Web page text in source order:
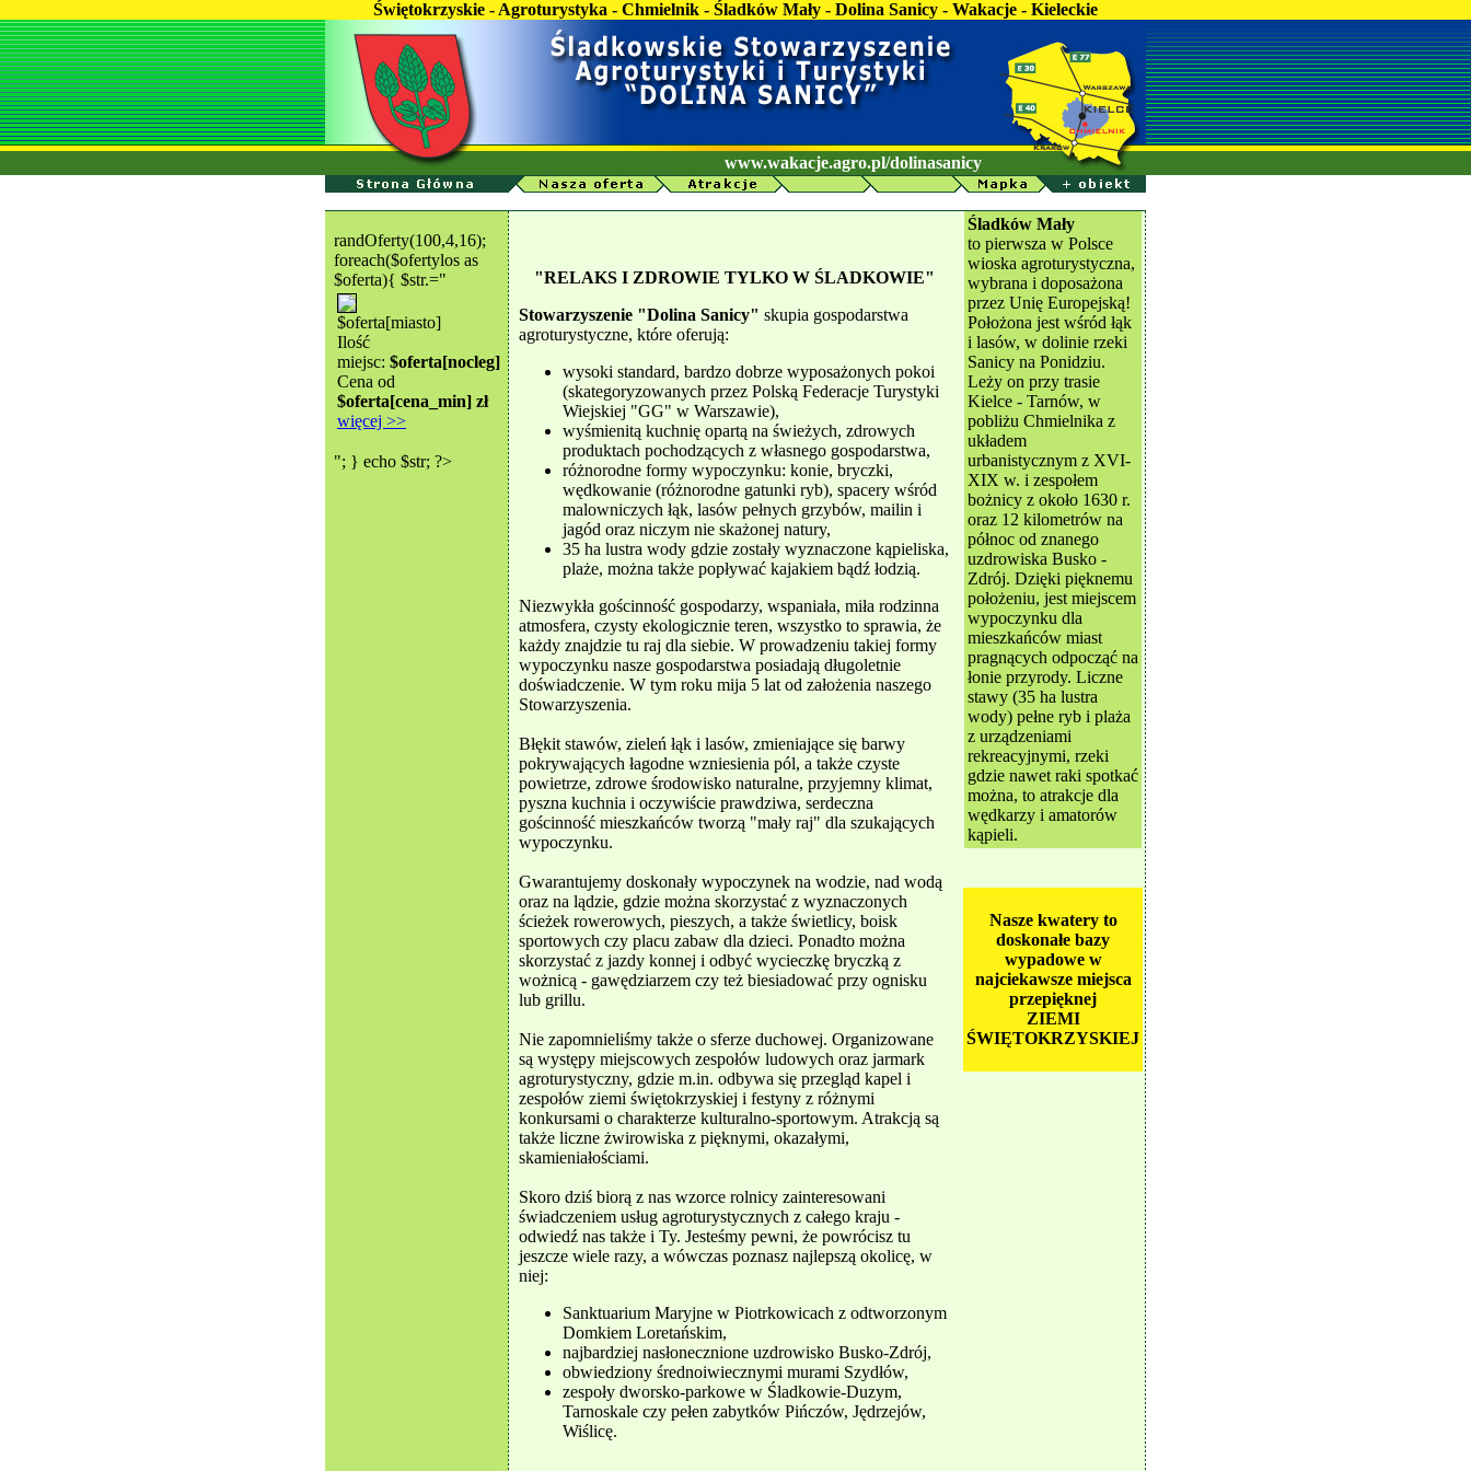
Świętokrzyskie - Agroturystyka - Chmielnik - Śladków Mały - Dolina Sanicy - Wakacje - Kieleckie
www.wakacje.agro.pl/dolinasanicy
randOferty(100,4,16);
foreach($ofertylos as
$oferta){ $str.="
$oferta[miasto]
Ilość
miejsc: $oferta[nocleg]
Cena od
$oferta[cena_min] zł
więcej >>
"; } echo $str; ?>
"RELAKS I ZDROWIE TYLKO W ŚLADKOWIE"
Stowarzyszenie "Dolina Sanicy" skupia gospodarstwa
agroturystyczne, które oferują:
wysoki standard, bardzo dobrze wyposażonych pokoi
(skategoryzowanych przez Polską Federacje Turystyki
Wiejskiej "GG" w Warszawie),
wyśmienitą kuchnię opartą na świeżych, zdrowych
produktach pochodzących z własnego gospodarstwa,
różnorodne formy wypoczynku: konie, bryczki,
wędkowanie (różnorodne gatunki ryb), spacery wśród
malowniczych łąk, lasów pełnych grzybów, mailin i
jagód oraz niczym nie skażonej natury,
35 ha lustra wody gdzie zostały wyznaczone kąpieliska,
plaże, można także popływać kajakiem bądź łodzią.
Niezwykła gościnność gospodarzy, wspaniała, miła rodzinna
atmosfera, czysty ekologicznie teren, wszystko to sprawia, że
każdy znajdzie tu raj dla siebie. W prowadzeniu takiej formy
wypoczynku nasze gospodarstwa posiadają długoletnie
doświadczenie. W tym roku mija 5 lat od założenia naszego
Stowarzyszenia.
Błękit stawów, zieleń łąk i lasów, zmieniające się barwy
pokrywających łagodne wzniesienia pól, a także czyste
powietrze, zdrowe środowisko naturalne, przyjemny klimat,
pyszna kuchnia i oczywiście prawdziwa, serdeczna
gościnność mieszkańców tworzą "mały raj" dla szukających
wypoczynku.
Gwarantujemy doskonały wypoczynek na wodzie, nad wodą
oraz na lądzie, gdzie można skorzystać z wyznaczonych
ścieżek rowerowych, pieszych, a także świetlicy, boisk
sportowych czy placu zabaw dla dzieci. Ponadto można
skorzystać z jazdy konnej i odbyć wycieczkę bryczką z
wożnicą - gawędziarzem czy też biesiadować przy ognisku
lub grillu.
Nie zapomnieliśmy także o sferze duchowej. Organizowane
są występy miejscowych zespołów ludowych oraz jarmark
agroturystyczny, gdzie m.in. odbywa się przegląd kapel i
zespołów ziemi świętokrzyskiej i festyny z różnymi
konkursami o charakterze kulturalno-sportowym. Atrakcją są
także liczne żwirowiska z pięknymi, okazałymi,
skamieniałościami.
Skoro dziś biorą z nas wzorce rolnicy zainteresowani
świadczeniem usług agroturystycznych z całego kraju -
odwiedź nas także i Ty. Jesteśmy pewni, że powrócisz tu
jeszcze wiele razy, a wówczas poznasz najlepszą okolicę, w
niej:
Sanktuarium Maryjne w Piotrkowicach z odtworzonym
Domkiem Loretańskim,
najbardziej nasłonecznione uzdrowisko Busko-Zdrój,
obwiedziony średnoiwiecznymi murami Szydłów,
zespoły dworsko-parkowe w Śladkowie-Duzym,
Tarnoskale czy pełen zabytków Pińczów, Jędrzejów,
Wiślicę.
Śladków Mały
to pierwsza w Polsce
wioska agroturystyczna,
wybrana i doposażona
przez Unię Europejską!
Położona jest wśród łąk
i lasów, w dolinie rzeki
Sanicy na Ponidziu.
Leży on przy trasie
Kielce - Tarnów, w
pobliżu Chmielnika z
układem
urbanistycznym z XVI-
XIX w. i zespołem
bożnicy z około 1630 r.
oraz 12 kilometrów na
północ od znanego
uzdrowiska Busko -
Zdrój. Dzięki pięknemu
położeniu, jest miejscem
wypoczynku dla
mieszkańców miast
pragnących odpocząć na
łonie przyrody. Liczne
stawy (35 ha lustra
wody) pełne ryb i plaża
z urządzeniami
rekreacyjnymi, rzeki
gdzie nawet raki spotkać
można, to atrakcje dla
wędkarzy i amatorów
kąpieli.
Nasze kwatery to
doskonałe bazy
wypadowe w
najciekawsze miejsca
przepięknej
ZIEMI
ŚWIĘTOKRZYSKIEJ